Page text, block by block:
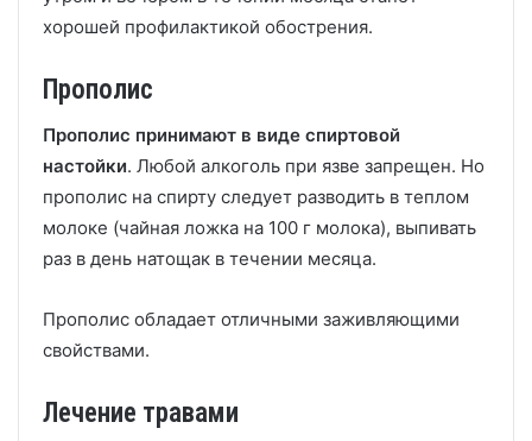
хорошей профилактикой обострения.
Прополис
Прополис принимают в виде спиртовой
настойки. Любой алкоголь при язве запрещен. Но
прополис на спирту следует разводить в теплом
молоке (чайная ложка на 100 г молока), выпивать
раз в день натощак в течении месяца.
Прополис обладает отличными заживляющими
свойствами.
Лечение травами